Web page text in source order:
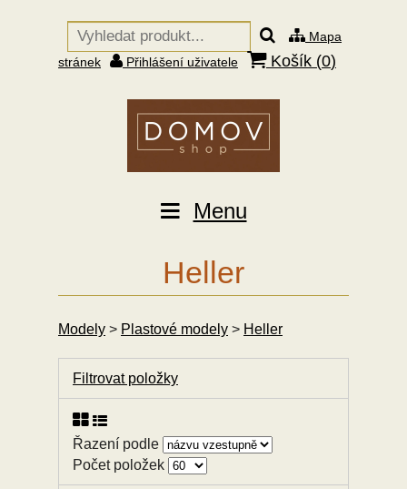
Mapa
stránek
Přihlášení uživatele Košík (0)
Menu
Heller
Modely > Plastové modely > Heller
Filtrovat položky
Řazení podle
Počet položek